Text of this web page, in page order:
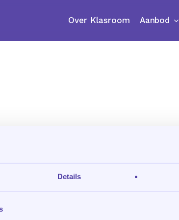
Details
Over Klasroom Aanbod